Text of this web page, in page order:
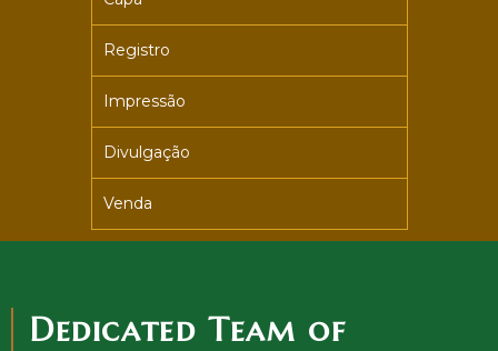
Registro
Impressão
Divulgação
Venda
Dedicated Team of